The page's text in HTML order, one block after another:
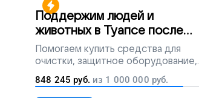
Поддержим людей и
животных в Туапсе после
разлива мазута
Помогаем купить средства для
очистки, защитное оборудование,
лекарства, корм и предметы первой
необходимости
848 245 руб. из 1 000 000 руб.